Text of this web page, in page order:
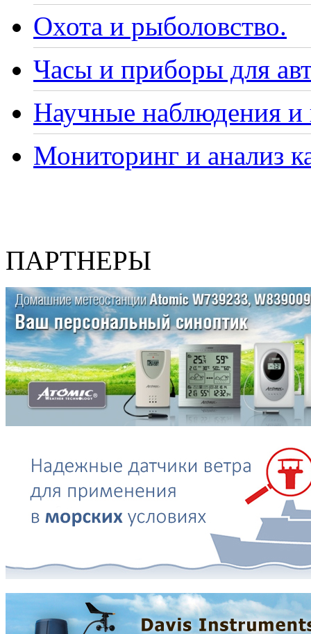
Охота и рыболовство.
Часы и приборы для
Научные наблюдения и
Мониторинг и анализ
ПАРТНЕРЫ